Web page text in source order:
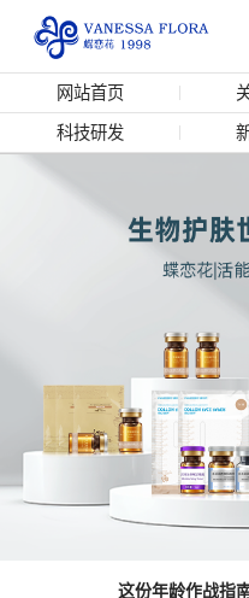
网站首页
科技研发
这份年龄作战指